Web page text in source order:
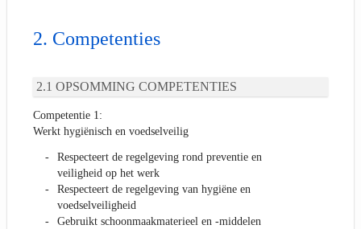
Competenties
OPSOMMING COMPETENTIES
Competentie 1:
Werkt hygiënisch en voedselveilig
Respecteert de regelgeving rond preventie en
veiligheid op het werk
Respecteert de regelgeving van hygiëne en
voedselveiligheid
Gebruikt schoonmaakmaterieel en -middelen